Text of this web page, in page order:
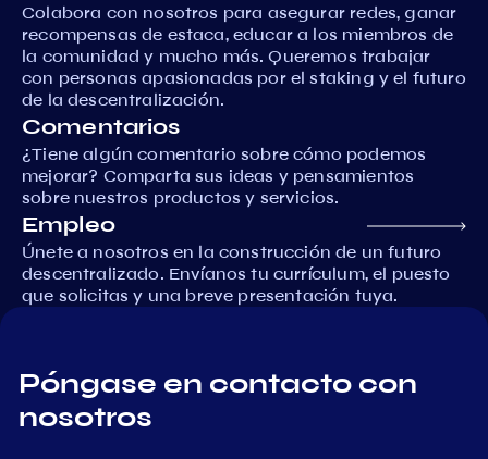
Colabora con nosotros para asegurar redes, ganar
recompensas de estaca, educar a los miembros de
la comunidad y mucho más. Queremos trabajar
con personas apasionadas por el staking y el futuro
de la descentralización.
Comentarios
¿Tiene algún comentario sobre cómo podemos
mejorar? Comparta sus ideas y pensamientos
sobre nuestros productos y servicios.
Empleo
Únete a nosotros en la construcción de un futuro
descentralizado. Envíanos tu currículum, el puesto
que solicitas y una breve presentación tuya.
Póngase en contacto con
nosotros